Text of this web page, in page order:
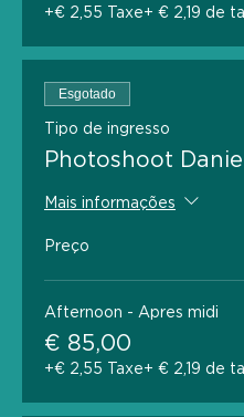
+€ 2,55 Taxe+ € 2,19 de
Esgotado
Tipo de ingresso
Photoshoot
Mais informações
Preço
Afternoon - Apres midi
€ 85,00
+€ 2,55 Taxe+ € 2,19 de